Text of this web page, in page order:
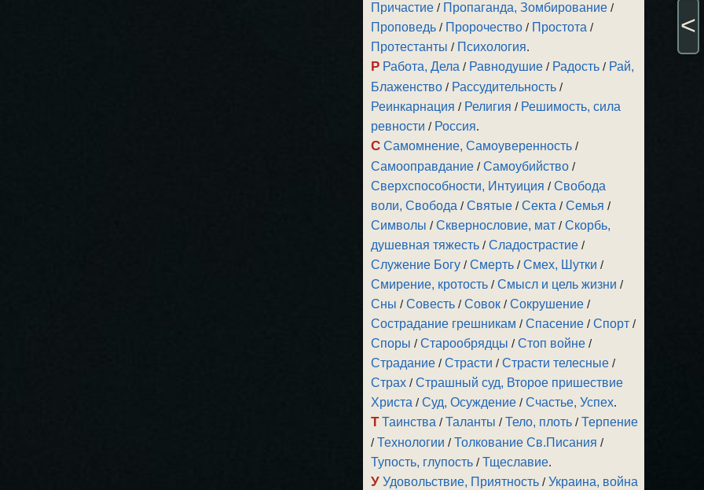
Причастие / Пропаганда, Зомбирование /
Проповедь / Пророчество / Простота /
Протестанты / Психология.
Р Работа, Дела / Равнодушие / Радость / Рай,
Блаженство / Рассудительность /
Реинкарнация / Религия / Решимость, сила
ревности / Россия.
С Самомнение, Самоуверенность /
Самооправдание /Самоубийство /
Сверхспособности, Интуиция /Свобода
воли, Свобода /Святые /Секта /Семья /
Символы /Сквернословие, мат /Скорбь,
душевная тяжесть /Сладострастие /
Служение Богу /Смерть /Смех, Шутки /
Смирение, кротость /Смысл и цель жизни /
Сны /Совесть /Совок /Сокрушение /
Сострадание грешникам /Спасение /Спорт /
Споры /Старообрядцы /Стоп войне /
Страдание /Страсти /Страсти телесные /
Страх /Страшный суд, Второе пришествие
Христа /Суд, Осуждение /Счастье, Успех.
Т Таинства /Таланты /Тело, плоть /Терпение
/Технологии /Толкование Св.Писания /
Тупость, глупость /Тщеславие.
У Удовольствие, Приятность /Украина, война
<